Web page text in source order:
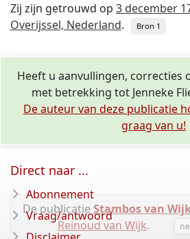
Zij zijn getrouwd op 3 december
Overijssel, Nederland. Bron 1
Heeft u aanvullingen, correcties
met betrekking tot Jenneke
De auteur van deze publicatie
graag van u!
De publicatie Stambos van
Reinoud van Wijk.
Direct naar ...
Abonnement
Vraag/antwoord